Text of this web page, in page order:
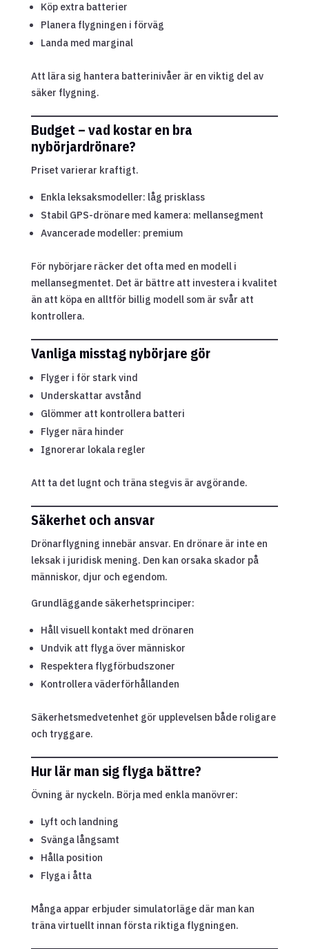
Köp extra batterier
Planera flygningen i förväg
Landa med marginal
Att lära sig hantera batterinivåer är en viktig del av
säker flygning.
Budget – vad kostar en bra
nybörjardrönare?
Priset varierar kraftigt.
Enkla leksaksmodeller: låg prisklass
Stabil GPS-drönare med kamera: mellansegment
Avancerade modeller: premium
För nybörjare räcker det ofta med en modell i
mellansegmentet. Det är bättre att investera i kvalitet
än att köpa en alltför billig modell som är svår att
kontrollera.
Vanliga misstag nybörjare gör
Flyger i för stark vind
Underskattar avstånd
Glömmer att kontrollera batteri
Flyger nära hinder
Ignorerar lokala regler
Att ta det lugnt och träna stegvis är avgörande.
Säkerhet och ansvar
Drönarflygning innebär ansvar. En drönare är inte en
leksak i juridisk mening. Den kan orsaka skador på
människor, djur och egendom.
Grundläggande säkerhetsprinciper:
Håll visuell kontakt med drönaren
Undvik att flyga över människor
Respektera flygförbudszoner
Kontrollera väderförhållanden
Säkerhetsmedvetenhet gör upplevelsen både roligare
och tryggare.
Hur lär man sig flyga bättre?
Övning är nyckeln. Börja med enkla manövrer:
Lyft och landning
Svänga långsamt
Hålla position
Flyga i åtta
Många appar erbjuder simulatorläge där man kan
träna virtuellt innan första riktiga flygningen.